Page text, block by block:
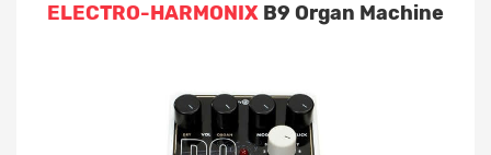
ELECTRO-HARMONIX B9 Organ Machine